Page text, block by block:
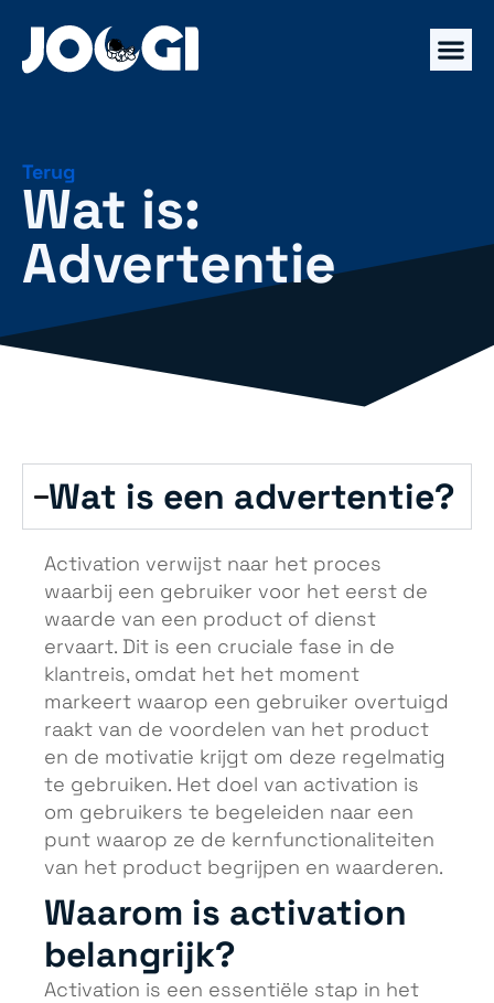
Terug
Wat is:
Advertentie
Wat is een advertentie?
Activation verwijst naar het proces
waarbij een gebruiker voor het eerst de
waarde van een product of dienst
ervaart. Dit is een cruciale fase in de
klantreis, omdat het het moment
markeert waarop een gebruiker overtuigd
raakt van de voordelen van het product
en de motivatie krijgt om deze regelmatig
te gebruiken. Het doel van activation is
om gebruikers te begeleiden naar een
punt waarop ze de kernfunctionaliteiten
van het product begrijpen en waarderen.
Waarom is activation
belangrijk?
Activation is een essentiële stap in het